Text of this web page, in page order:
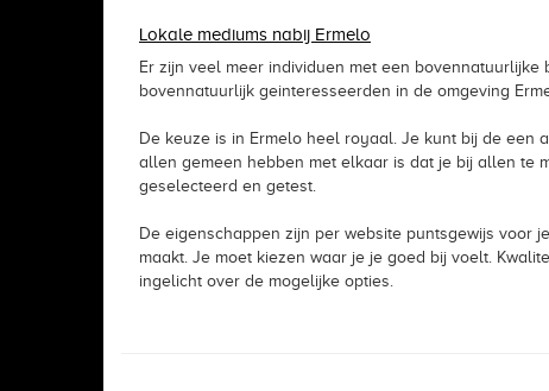
Lokale mediums nabij Ermelo
Er zijn veel meer individuen met een
bovennatuurlijk geinteresseerden in de omgeving
De keuze is in Ermelo heel royaal. Je kunt bij de een
allen gemeen hebben met elkaar is dat je bij allen te
geselecteerd en getest.
De eigenschappen zijn per website puntsgewijs voor
maakt. Je moet kiezen waar je je goed bij voelt.
ingelicht over de mogelijke opties.